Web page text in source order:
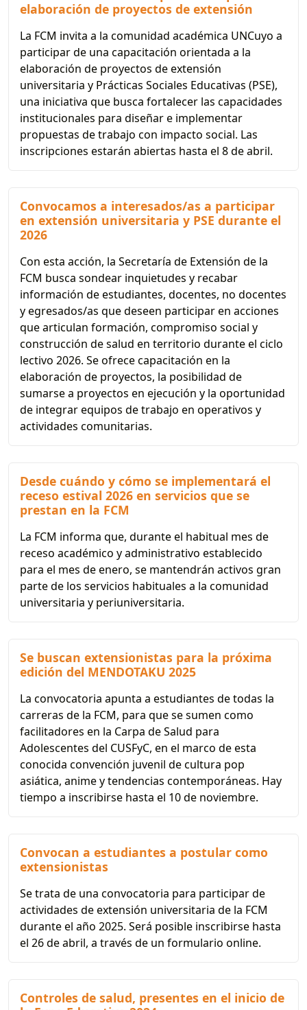
elaboración de proyectos de extensión
La FCM invita a la comunidad académica UNCuyo a
participar de una capacitación orientada a la
elaboración de proyectos de extensión
universitaria y Prácticas Sociales Educativas (PSE),
una iniciativa que busca fortalecer las capacidades
institucionales para diseñar e implementar
propuestas de trabajo con impacto social. Las
inscripciones estarán abiertas hasta el 8 de abril.
Convocamos a interesados/as a participar
en extensión universitaria y PSE durante el
2026
Con esta acción, la Secretaría de Extensión de la
FCM busca sondear inquietudes y recabar
información de estudiantes, docentes, no docentes
y egresados/as que deseen participar en acciones
que articulan formación, compromiso social y
construcción de salud en territorio durante el ciclo
lectivo 2026. Se ofrece capacitación en la
elaboración de proyectos, la posibilidad de
sumarse a proyectos en ejecución y la oportunidad
de integrar equipos de trabajo en operativos y
actividades comunitarias.
Desde cuándo y cómo se implementará el
receso estival 2026 en servicios que se
prestan en la FCM
La FCM informa que, durante el habitual mes de
receso académico y administrativo establecido
para el mes de enero, se mantendrán activos gran
parte de los servicios habituales a la comunidad
universitaria y periuniversitaria.
Se buscan extensionistas para la próxima
edición del MENDOTAKU 2025
La convocatoria apunta a estudiantes de todas la
carreras de la FCM, para que se sumen como
facilitadores en la Carpa de Salud para
Adolescentes del CUSFyC, en el marco de esta
conocida convención juvenil de cultura pop
asiática, anime y tendencias contemporáneas. Hay
tiempo a inscribirse hasta el 10 de noviembre.
Convocan a estudiantes a postular como
extensionistas
Se trata de una convocatoria para participar de
actividades de extensión universitaria de la FCM
durante el año 2025. Será posible inscribirse hasta
el 26 de abril, a través de un formulario online.
Controles de salud, presentes en el inicio de